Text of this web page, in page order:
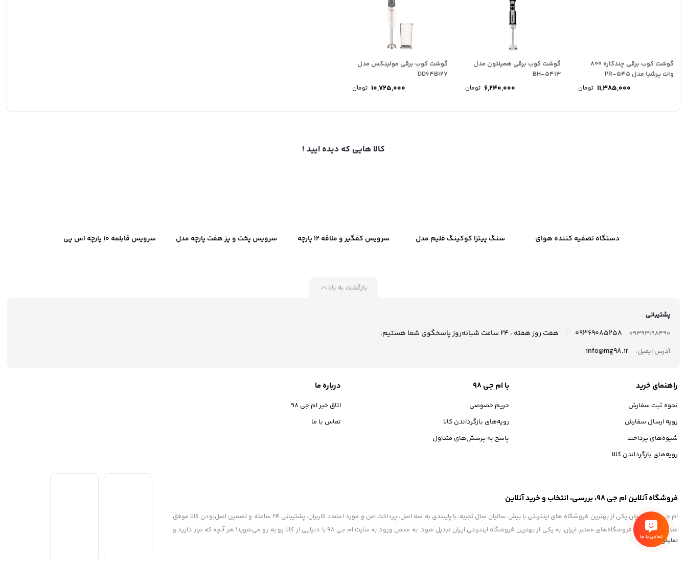
گوشت کوب برقی چندکاره 800
وات پرشیا مدل PR-545
11,385,000 تومان
گوشت کوب برقی همیلتون مدل
BH-5413
6,240,000 تومان
گوشت کوب برقی مولینکس مدل
DD64B127
10,725,000 تومان
کالا هایی که دیده ایید !
دستگاه تصفیه کننده هوای
سنگ پیتزا کوکینگ فلیم مدل
سرویس کفگیر و ملاقه 12 پارچه
سرویس پخت و پز هفت پارچه مدل
سرویس قابلمه ۱۰ پارچه اس پی
بازگشت به بالا
پشتیبانی
09393198490
09369085258 هفت روز هفته ، 24 ساعت شبانه‌روز پاسخگوی شما هستیم.
آدرس ایمیل: info@mg98.ir
راهنمای خرید
نحوه ثبت سفارش
رویه ارسال سفارش
شیوه‌های پرداخت
رویه‌های بازگرداندن کالا
با ام جی 98
حریم خصوصی
رویه‌های بازگرداندن کالا
پاسخ به پرسش‌های متداول
درباره ما
اتاق خبر ام جی 98
تماس با ما
فروشگاه آنلاین ام جی 98، بررسی، انتخاب و خرید آنلاین
ام جی 98به عنوان یکی از بهترین فروشگاه های اینترنتی با بیش سالیان سال تجربه، با پایبندی به سه اصل، پرداخت امن و مورد اعتماد کاربران، پشتیبانی 24 ساعته و تضمین اصل‌بودن کالا موفق
شده تا همگام با فروشگاه‌های معتبر ایران، به یکی از بهترین فروشگاه اینترنتی ایران تبدیل شود. به محض ورود به سایت ام جی 98 با دنیایی از کالا رو به رو می‌شوید! هر آنچه که نیاز دارید و
به ذهن شما خطور می‌کند در اینجا پیدا خواهید کرد.تشکر از همراهی و اعتماد همیشگی شما عزیزان
نمایش بیشتر
تماس با ما